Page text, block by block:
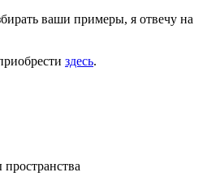
ваши примеры, я отвечу на
здесь.